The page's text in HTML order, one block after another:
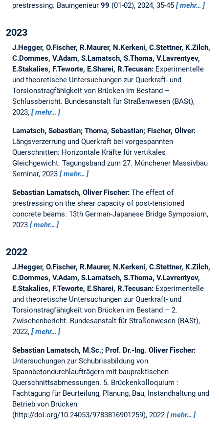
prestressing. Bauingenieur 99 (01-02), 2024, 35-45 mehr…
2023
J.Hegger, O.Fischer, R.Maurer, N.Kerkeni, C.Stettner, K.Zilch,
C.Dommes, V.Adam, S.Lamatsch, S.Thoma, V.Lavrentyev,
E.Stakalies, F.Teworte, E.Sharei, R.Tecusan: Experimentelle
und theoretische Untersuchungen zur Querkraft- und
Torsionstragfähigkeit von Brücken im Bestand –
Schlussbericht. Bundesanstalt für Straßenwesen (BASt),
2023,
mehr…
Lamatsch, Sebastian; Thoma, Sebastian; Fischer, Oliver:
Längsverzerrung und Querkraft bei vorgespannten
Querschnitten: Horizontale Kräfte für vertikales
Gleichgewicht. Tagungsband zum 27. Münchener Massivbau
Seminar, 2023
mehr…
Sebastian Lamatsch, Oliver Fischer: The effect of
prestressing on the shear capacity of post-tensioned
concrete beams. 13th German-Japanese Bridge Symposium,
2023
mehr…
2022
J.Hegger, O.Fischer, R.Maurer, N.Kerkeni, C.Stettner, K.Zilch,
C.Dommes, V.Adam, S.Lamatsch, S.Thoma, V.Lavrentyev,
E.Stakalies, F.Teworte, E.Sharei, R.Tecusan: Experimentelle
und theoretische Untersuchungen zur Querkraft- und
Torsionstragfähigkeit von Brücken im Bestand – 2.
Zwischenbericht. Bundesanstalt für Straßenwesen (BASt),
2022,
mehr…
Sebastian Lamatsch, M.Sc.; Prof. Dr.-Ing. Oliver Fischer:
Untersuchungen zur Schubrissbildung von
Spannbetondurchlaufträgern mit baupraktischen
Querschnittsabmessungen. 5. Brückenkolloquium :
Fachtagung für Beurteilung, Planung, Bau, Instandhaltung und
Betrieb von Brücken
(http://doi.org/10.24053/9783816901259), 2022
mehr…